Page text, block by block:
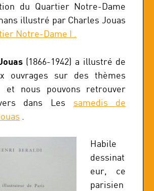
du Quartier Notre-Dame
illustré par Charles Jouas
Notre-Dame I .
(1866-1942) a illustré de
ouvrages sur des thèmes
et nous pouvons retrouver
dans Les samedis de
.
Habile
dessinat
eur, ce
parisien